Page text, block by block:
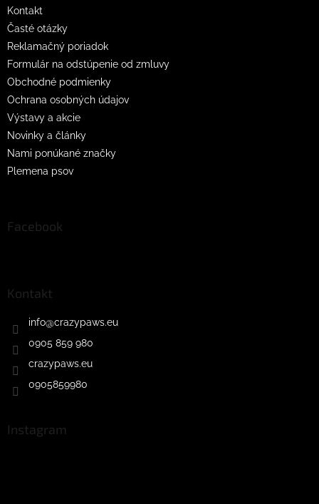
Kontakt
Časté otázky
Reklamačný poriadok
Formulár na odstúpenie od zmluvy
Obchodné podmienky
Ochrana osobných údajov
Výstavy a akcie
Novinky a články
Nami ponúkané značky
Plemena psov
Facebook
Kontakt
info@crazypaws.eu
0905 859 980
crazypaws.eu
0905859980
Instagram